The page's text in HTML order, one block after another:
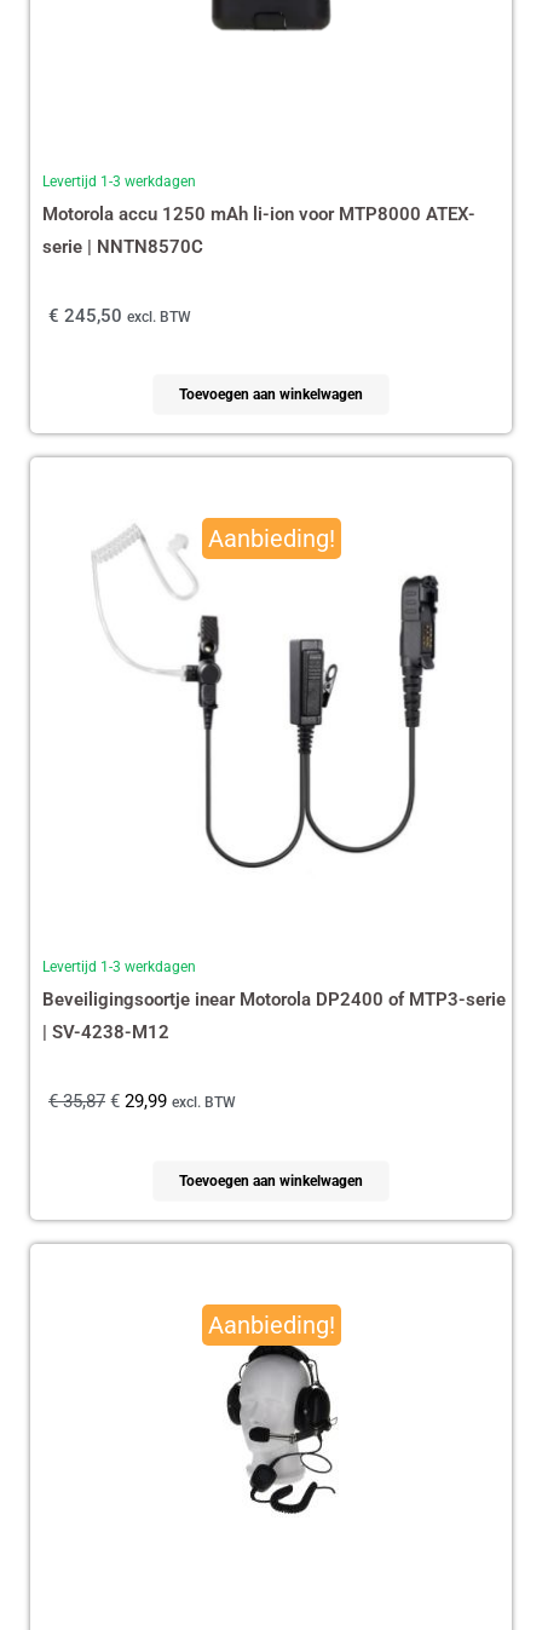
Levertijd 1-3 werkdagen
Motorola accu 1250 mAh li-ion voor MTP8000 ATEX-
serie | NNTN8570C
€ 245,50 excl. BTW
Toevoegen aan winkelwagen
Aanbieding!
Levertijd 1-3 werkdagen
Beveiligingsoortje inear Motorola DP2400 of MTP3-serie
| SV-4238-M12
€35,87
was:
€ 35,87.
€ 29,99
is:
€ 29,99.
excl. BTW
Toevoegen aan winkelwagen
Aanbieding!
€ 165,00.